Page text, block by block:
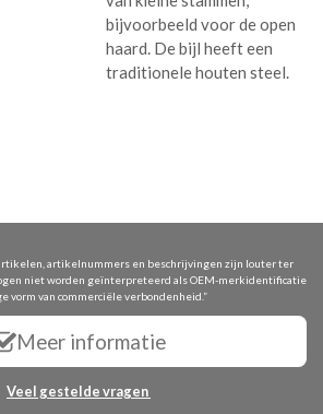
bijvoorbeeld voor de open
haard. De bijl heeft een
traditionele houten steel.
artikelnummers en beschrijvingen zijn louter ter
niet worden geïnterpreteerd als OEM-merkidentificatie
vorm van commerciële verbondenheid.”
Meer informatie
Veel gestelde vragen